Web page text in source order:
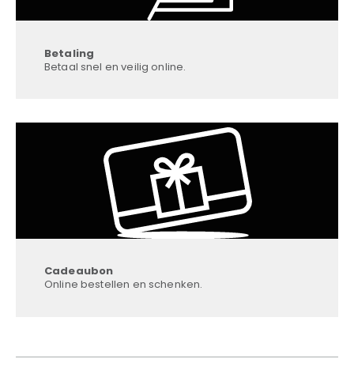
Betaling
Betaal snel en veilig online.
Cadeaubon
Online bestellen en schenken.